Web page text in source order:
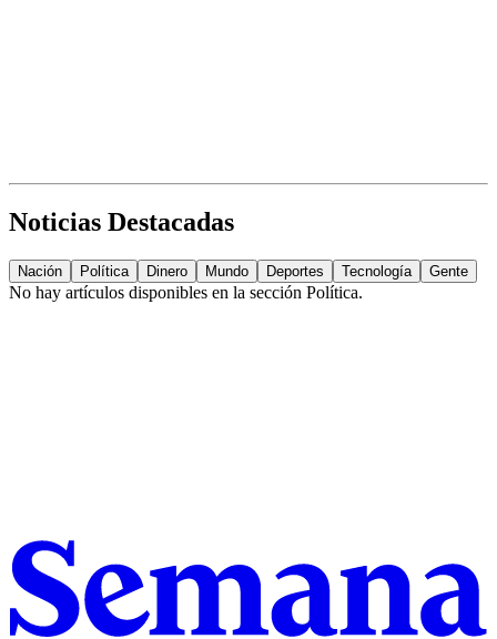
Noticias Destacadas
Nación Política Dinero Mundo Deportes Tecnología Gente
No hay artículos disponibles en la sección Política.